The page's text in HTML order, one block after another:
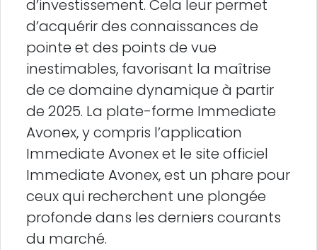
d’investissement. Cela leur permet
d’acquérir des connaissances de
pointe et des points de vue
inestimables, favorisant la maîtrise
de ce domaine dynamique à partir
de 2025. La plate-forme Immediate
Avonex, y compris l’application
Immediate Avonex et le site officiel
Immediate Avonex, est un phare pour
ceux qui recherchent une plongée
profonde dans les derniers courants
du marché.